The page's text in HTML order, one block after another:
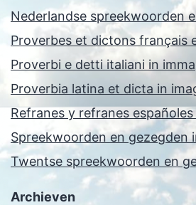
Nederlandse spreekwoorden
Proverbes et dictons français
Proverbi e detti italiani in
Proverbia latina et dicta in
Refranes y refranes
Spreekwoorden en gezegden
Twentse spreekwoorden en
Archieven